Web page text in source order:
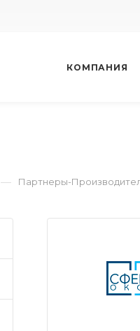
КОМПАНИЯ
— Партнеры-